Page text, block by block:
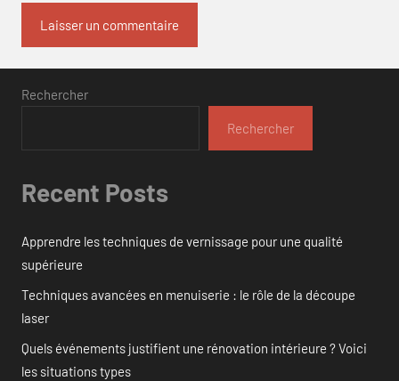
Rechercher
Rechercher
Recent Posts
Apprendre les techniques de vernissage pour une qualité
supérieure
Techniques avancées en menuiserie : le rôle de la découpe
laser
Quels événements justifient une rénovation intérieure ? Voici
les situations types